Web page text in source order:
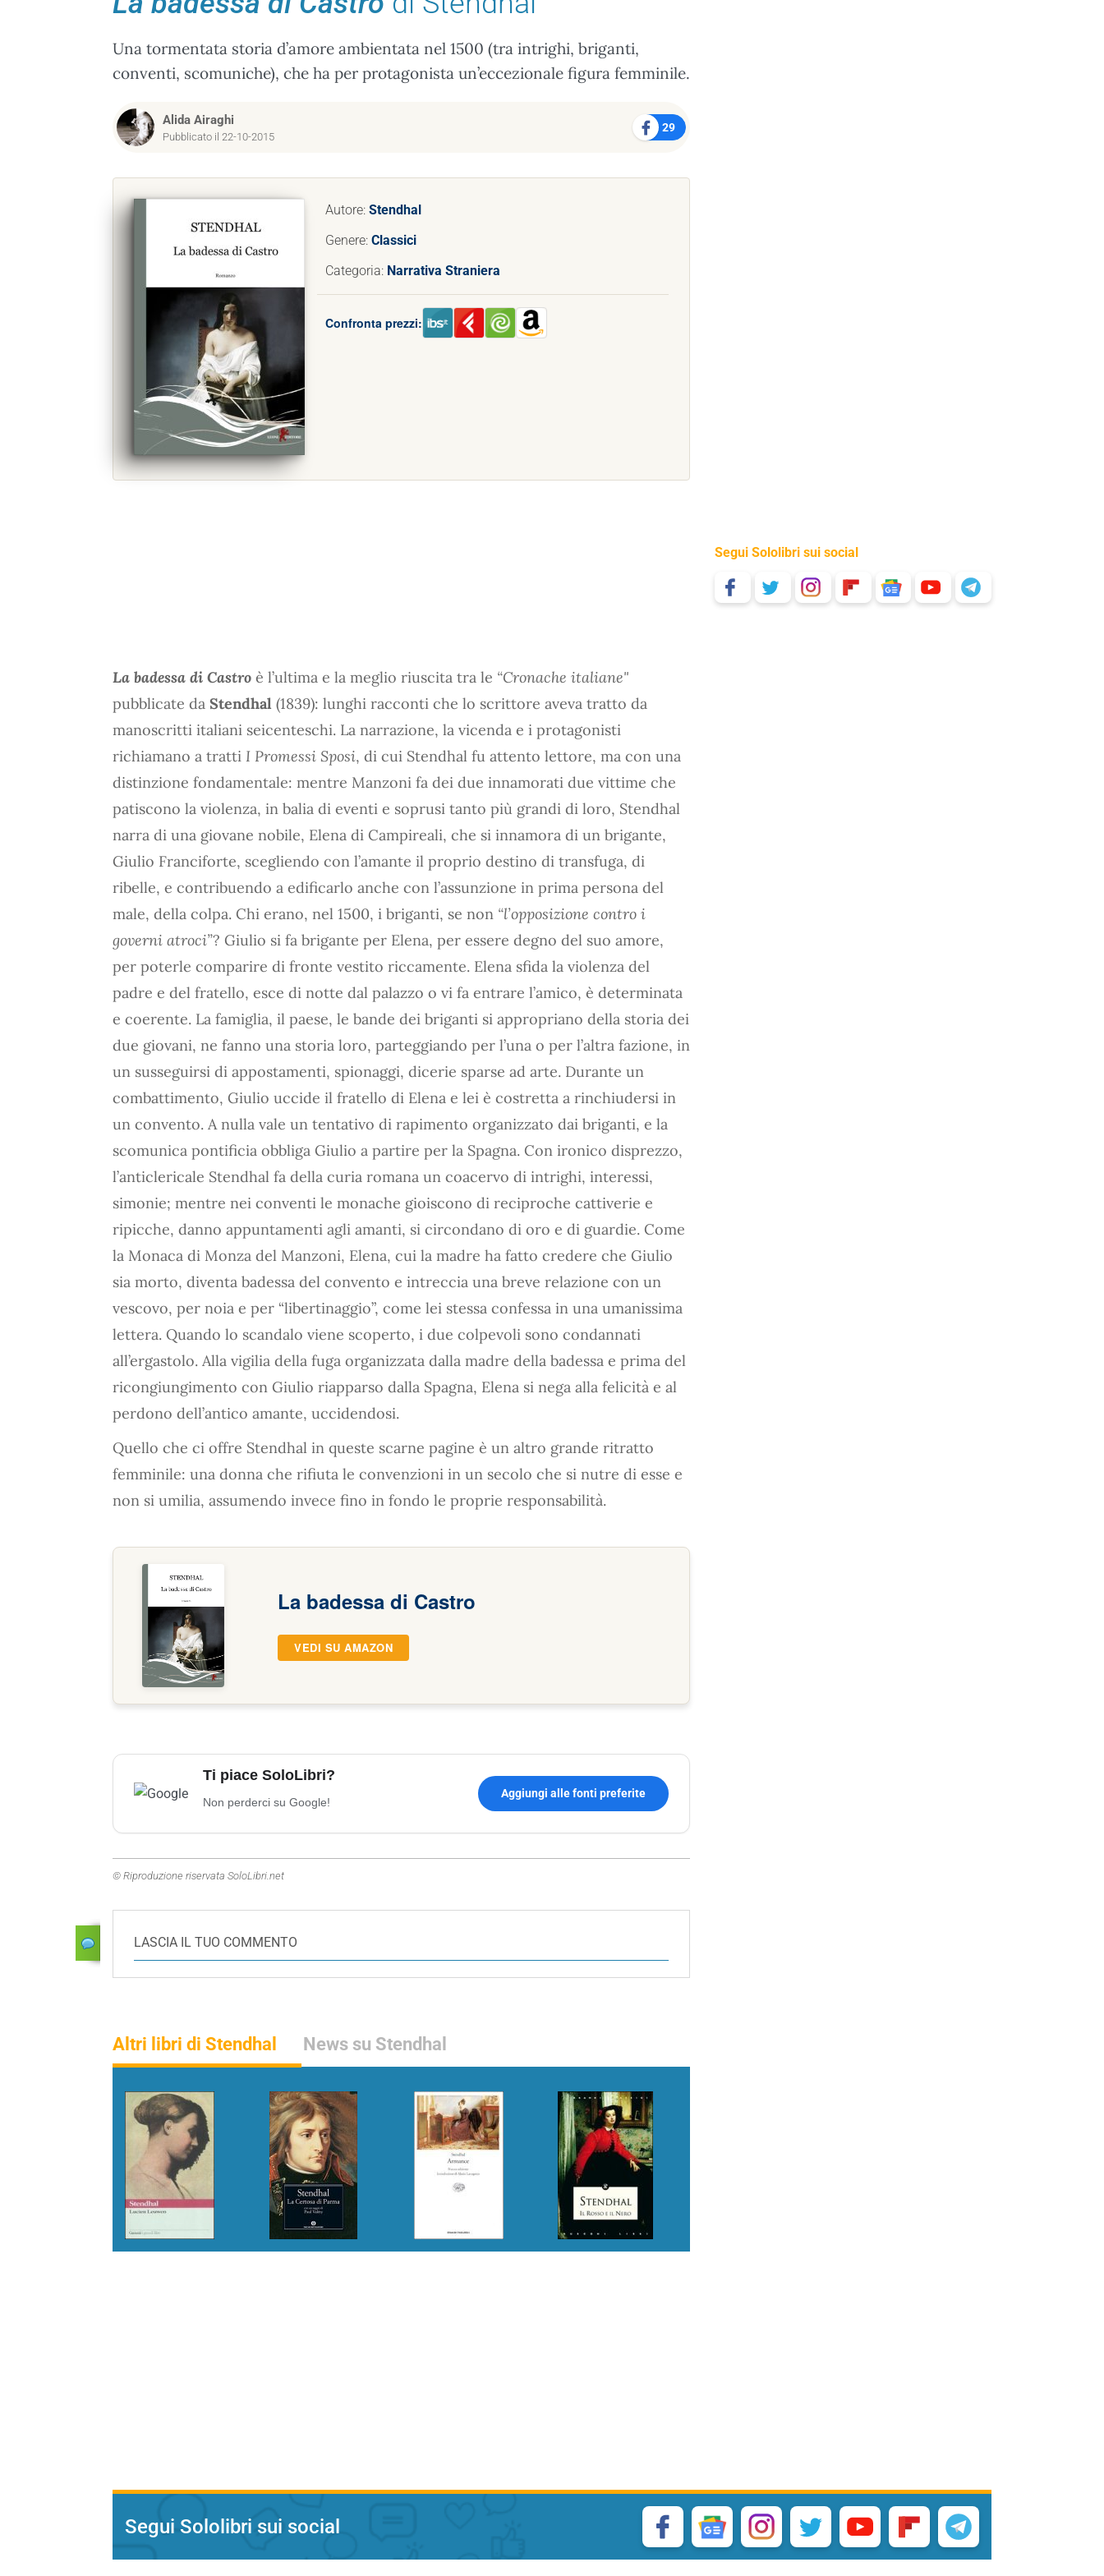
Una tormentata storia d’amore ambientata nel 1500 (tra intrighi, briganti,
conventi, scomuniche), che ha per protagonista un’eccezionale figura femminile.
Alida Airaghi
Pubblicato il 22-10-2015
29
Autore: Stendhal
Genere: Classici
Categoria: Narrativa Straniera
Confronta prezzi:
La badessa di Castro è l’ultima e la meglio riuscita tra le “Cronache italiane"
pubblicate da Stendhal (1839): lunghi racconti che lo scrittore aveva tratto da
manoscritti italiani seicenteschi. La narrazione, la vicenda e i protagonisti
richiamano a tratti I Promessi Sposi, di cui Stendhal fu attento lettore, ma con una
distinzione fondamentale: mentre Manzoni fa dei due innamorati due vittime che
patiscono la violenza, in balia di eventi e soprusi tanto più grandi di loro, Stendhal
narra di una giovane nobile, Elena di Campireali, che si innamora di un brigante,
Giulio Franciforte, scegliendo con l’amante il proprio destino di transfuga, di
ribelle, e contribuendo a edificarlo anche con l’assunzione in prima persona del
male, della colpa. Chi erano, nel 1500, i briganti, se non “l’opposizione contro i
governi atroci”? Giulio si fa brigante per Elena, per essere degno del suo amore,
per poterle comparire di fronte vestito riccamente. Elena sfida la violenza del
padre e del fratello, esce di notte dal palazzo o vi fa entrare l’amico, è determinata
e coerente. La famiglia, il paese, le bande dei briganti si appropriano della storia dei
due giovani, ne fanno una storia loro, parteggiando per l’una o per l’altra fazione, in
un susseguirsi di appostamenti, spionaggi, dicerie sparse ad arte. Durante un
combattimento, Giulio uccide il fratello di Elena e lei è costretta a rinchiudersi in
un convento. A nulla vale un tentativo di rapimento organizzato dai briganti, e la
scomunica pontificia obbliga Giulio a partire per la Spagna. Con ironico disprezzo,
l’anticlericale Stendhal fa della curia romana un coacervo di intrighi, interessi,
simonie; mentre nei conventi le monache gioiscono di reciproche cattiverie e
ripicche, danno appuntamenti agli amanti, si circondano di oro e di guardie. Come
la Monaca di Monza del Manzoni, Elena, cui la madre ha fatto credere che Giulio
sia morto, diventa badessa del convento e intreccia una breve relazione con un
vescovo, per noia e per “libertinaggio”, come lei stessa confessa in una umanissima
lettera. Quando lo scandalo viene scoperto, i due colpevoli sono condannati
all’ergastolo. Alla vigilia della fuga organizzata dalla madre della badessa e prima del
ricongiungimento con Giulio riapparso dalla Spagna, Elena si nega alla felicità e al
perdono dell’antico amante, uccidendosi.
Quello che ci offre Stendhal in queste scarne pagine è un altro grande ritratto
femminile: una donna che rifiuta le convenzioni in un secolo che si nutre di esse e
non si umilia, assumendo invece fino in fondo le proprie responsabilità.
La badessa di Castro
VEDI SU AMAZON
Ti piace SoloLibri?
Non perderci su Google!
Aggiungi alle fonti preferite
© Riproduzione riservata SoloLibri.net
LASCIA IL TUO COMMENTO
Altri libri di Stendhal News su Stendhal
Segui Sololibri sui social
Segui Sololibri sui social